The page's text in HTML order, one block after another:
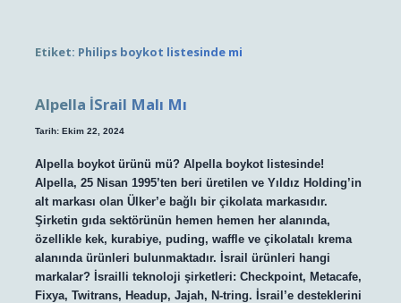
Etiket: Philips boykot listesinde mi
Alpella İSrail Malı Mı
Tarih: Ekim 22, 2024
Alpella boykot ürünü mü? Alpella boykot listesinde!
Alpella, 25 Nisan 1995’ten beri üretilen ve Yıldız Holding’in
alt markası olan Ülker’e bağlı bir çikolata markasıdır.
Şirketin gıda sektörünün hemen hemen her alanında,
özellikle kek, kurabiye, puding, waffle ve çikolatalı krema
alanında ürünleri bulunmaktadır. İsrail ürünleri hangi
markalar? İsrailli teknoloji şirketleri: Checkpoint, Metacafe,
Fixya, Twitrans, Headup, Jajah, N-tring. İsrail’e desteklerini